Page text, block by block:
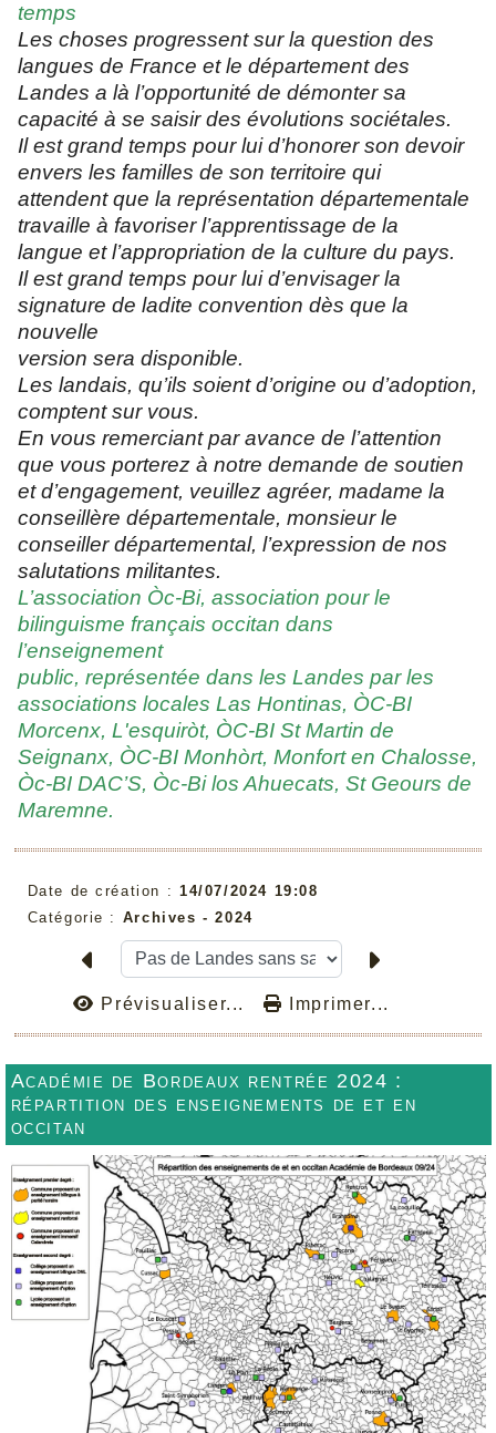
temps
Les choses progressent sur la question des
langues de France et le département des
Landes a là l’opportunité de démonter sa
capacité à se saisir des évolutions sociétales.
Il est grand temps pour lui d’honorer son devoir
envers les familles de son territoire qui
attendent que la représentation départementale
travaille à favoriser l’apprentissage de la
langue et l’appropriation de la culture du pays.
Il est grand temps pour lui d’envisager la
signature de ladite convention dès que la
nouvelle
version sera disponible.
Les landais, qu’ils soient d’origine ou d’adoption,
comptent sur vous.
En vous remerciant par avance de l’attention
que vous porterez à notre demande de soutien
et d’engagement, veuillez agréer, madame la
conseillère départementale, monsieur le
conseiller départemental, l’expression de nos
salutations militantes.
L’association Òc-Bi, association pour le
bilinguisme français occitan dans
l’enseignement
public, représentée dans les Landes par les
associations locales Las Hontinas, ÒC-BI
Morcenx, L'esquiròt, ÒC-BI St Martin de
Seignanx, ÒC-BI Monhòrt, Monfort en Chalosse,
Òc-BI DAC’S, Òc-Bi los Ahuecats, St Geours de
Maremne.
Date de création : 14/07/2024 19:08
Catégorie : Archives -2024
Prévisualiser... Imprimer...
Académie de Bordeaux rentrée 2024 :
répartition des enseignements de et en
occitan